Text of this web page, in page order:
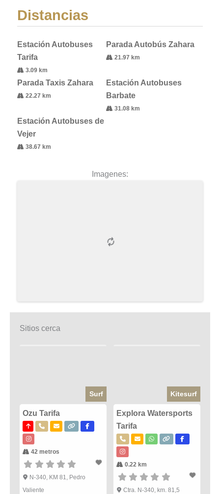
Distancias
Estación Autobuses
Tarifa
3.09 km
Parada Autobús Zahara
21.97 km
Parada Taxis Zahara
22.27 km
Estación Autobuses
Barbate
31.08 km
Estación Autobuses de
Vejer
38.67 km
Imagenes:
Sitios cerca
Surf
Ozu Tarifa
42 metros
N-340, KM 81, Pedro
Valiente
Kitesurf
Explora Watersports
Tarifa
0.22 km
Ctra. N-340, km. 81,5